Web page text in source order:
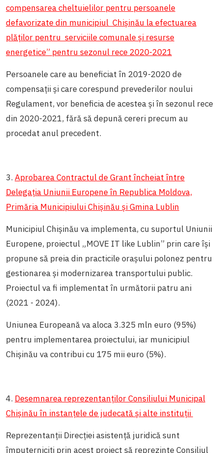
compensarea cheltuielilor pentru persoanele
defavorizate din municipiul Chişinău la efectuarea
plăţilor pentru serviciile comunale şi resurse
energetice” pentru sezonul rece 2020-2021
Persoanele care au beneficiat în 2019-2020 de
compensații și care corespund prevederilor noului
Regulament, vor beneficia de acestea și în sezonul rece
din 2020-2021, fără să depună cereri precum au
procedat anul precedent.
3. Aprobarea Contractul de Grant încheiat între
Delegația Uniunii Europene în Republica Moldova,
Primăria Municipiului Chișinău și Gmina Lublin
Municipiul Chișinău va implementa, cu suportul Uniunii
Europene, proiectul „MOVE IT like Lublin” prin care își
propune să preia din practicile orașului polonez pentru
gestionarea și modernizarea transportului public.
Proiectul va fi implementat în următorii patru ani
(2021 - 2024).
Uniunea Europeană va aloca 3.325 mln euro (95%)
pentru implementarea proiectului, iar municipiul
Chișinău va contribui cu 175 mii euro (5%).
4. Desemnarea reprezentanților Consiliului Municipal
Chișinău în instanțele de judecată și alte instituții
Reprezentanții Direcției asistență juridică sunt
împuterniciți prin acest proiect să reprezinte Consiliul